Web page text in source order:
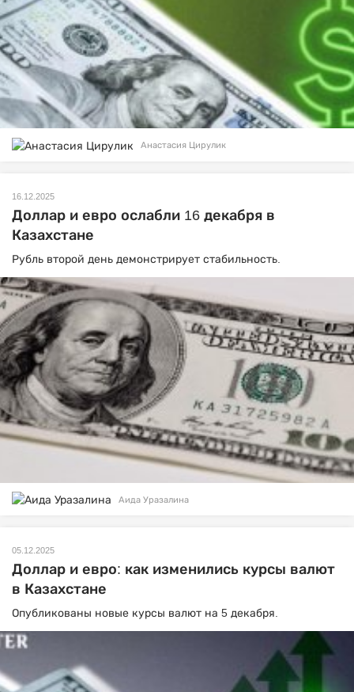
Анастасия Цирулик
16.12.2025
Доллар и евро ослабли 16 декабря в
Казахстане
Рубль второй день демонстрирует стабильность.
Аида Уразалина
05.12.2025
Доллар и евро: как изменились курсы валют
в Казахстане
Опубликованы новые курсы валют на 5 декабря.